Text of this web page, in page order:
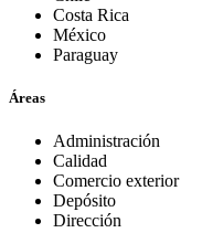
Costa Rica
México
Paraguay
Áreas
Administración
Calidad
Comercio exterior
Depósito
Dirección